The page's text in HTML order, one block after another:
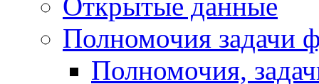
Полномочия задачи
Полномочия,